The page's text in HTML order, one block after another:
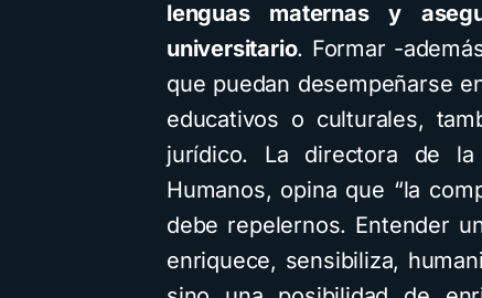
lenguas maternas y
universitario. Formar -
que puedan desempeñarse
educativos o culturales,
jurídico. La directora de
Humanos, opina que “la
debe repelernos. Entender
enriquece, sensibiliza,